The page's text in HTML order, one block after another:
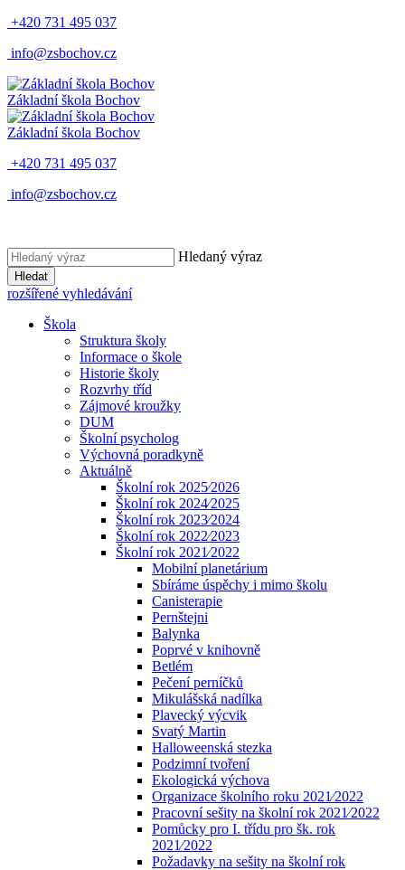
+420 731 495 037
info@zsbochov.cz
Základní škola Bochov
Základní škola Bochov
+420 731 495 037
info@zsbochov.cz
Hledaný výraz
Hledat
rozšířené vyhledávání
Škola
Struktura školy
Informace o škole
Historie školy
Rozvrhy tříd
Zájmové kroužky
DUM
Školní psycholog
Výchovná poradkyně
Aktuálně
Školní rok 2025⁄2026
Školní rok 2024⁄2025
Školní rok 2023⁄2024
Školní rok 2022⁄2023
Školní rok 2021⁄2022
Mobilní planetárium
Sbíráme úspěchy i mimo školu
Canisterapie
Pernštejni
Balynka
Poprvé v knihovně
Betlém
Pečení perníčků
Mikulášská nadílka
Plavecký výcvik
Svatý Martin
Halloweenská stezka
Podzimní tvoření
Ekologická výchova
Organizace školního roku 2021⁄2022
Pracovní sešity na školní rok 2021⁄2022
Pomůcky pro I. třídu pro šk. rok
2021⁄2022
Požadavky na sešity na školní rok